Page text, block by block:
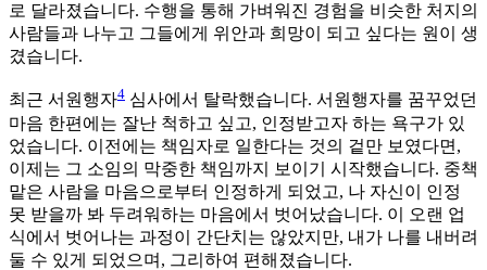
로 달라졌습니다. 수행을 통해 가벼워진 경험을 비슷한 처지의
사람들과 나누고 그들에게 위안과 희망이 되고 싶다는 원이 생
겼습니다.
최근 서원행자4 심사에서 탈락했습니다. 서원행자를 꿈꾸었던
마음 한편에는 잘난 척하고 싶고, 인정받고자 하는 욕구가 있
었습니다. 이전에는 책임자로 일한다는 것의 겉만 보였다면,
이제는 그 소임의 막중한 책임까지 보이기 시작했습니다. 중책
맡은 사람을 마음으로부터 인정하게 되었고, 나 자신이 인정
못 받을까 봐 두려워하는 마음에서 벗어났습니다. 이 오랜 업
식에서 벗어나는 과정이 간단치는 않았지만, 내가 나를 내버려
둘 수 있게 되었으며, 그리하여 편해졌습니다.